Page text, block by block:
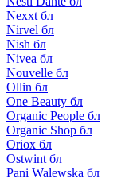
Nexxt бл
Nirvel бл
Nish бл
Nivea бл
Nouvelle бл
Ollin бл
One Beauty бл
Organic People бл
Organic Shop бл
Oriox бл
Ostwint бл
Pani Walewska бл